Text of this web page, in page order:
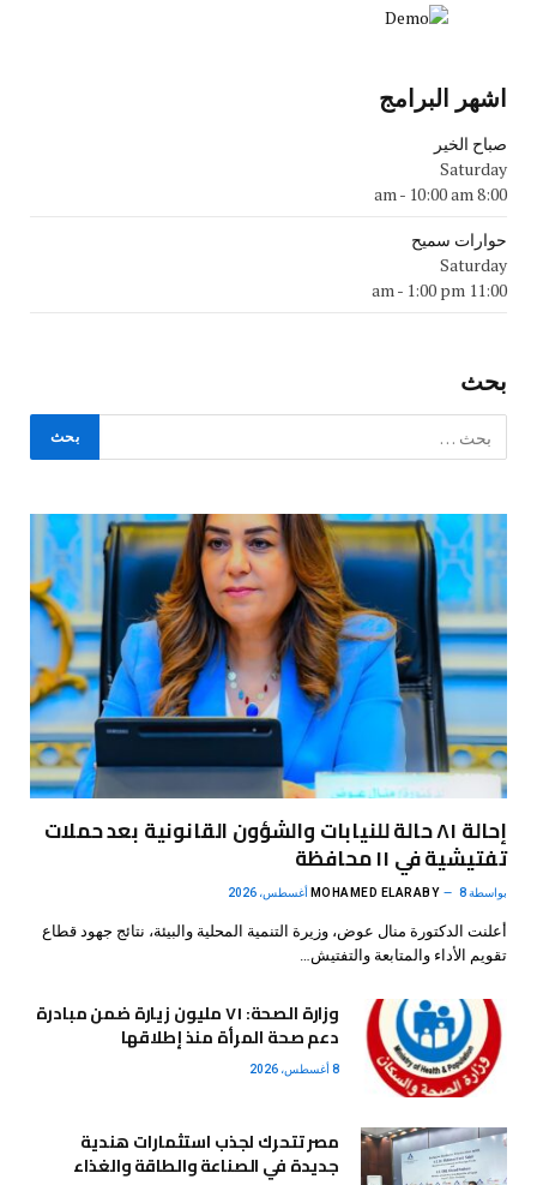
اشهر البرامج
صباح الخير
Saturday
8:00 am
- 10:00 am
حوارات سميح
Saturday
11:00 am
- 1:00 pm
بحث
إحالة ٨١ حالة للنيابات والشؤون القانونية بعد حملات
تفتيشية في ١١ محافظة
بواسطة MOHAMED ELARABY 8 أغسطس، 2026
أعلنت الدكتورة منال عوض، وزيرة التنمية المحلية والبيئة، نتائج جهود قطاع
تقويم الأداء والمتابعة والتفتيش…
وزارة الصحة: ٧١ مليون زيارة ضمن مبادرة
دعم صحة المرأة منذ إطلاقها
8 أغسطس، 2026
مصر تتحرك لجذب استثمارات هندية
جديدة في الصناعة والطاقة والغذاء